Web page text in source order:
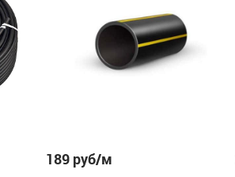
189 руб/м